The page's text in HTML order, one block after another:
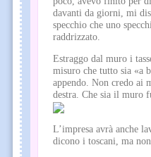
davanti da giorni, mi
specchio che uno
raddrizzato.
Estraggo dal muro i
misuro che tutto sia «a
appendo. Non credo ai
destra. Che sia il muro
L’impresa avrà anche
dicono i toscani, ma